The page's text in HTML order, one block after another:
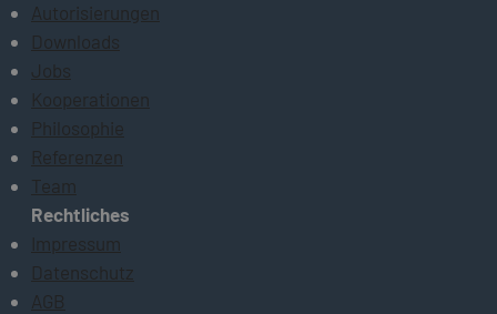
Autorisierungen
Downloads
Jobs
Kooperationen
Philosophie
Referenzen
Team
Rechtliches
Impressum
Datenschutz
AGB